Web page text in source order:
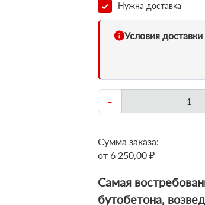
Нужна доставка
Условия доставки
-
Сумма заказа:
от 6 250,00 ₽
Cамая
бутобетона,